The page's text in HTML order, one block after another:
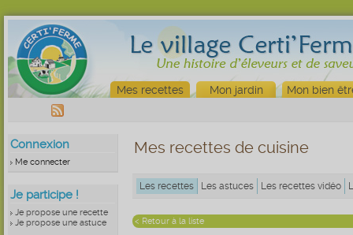
Mes recettes Mon jardin Mon bien
Connexion
Me connecter
Je participe !
Je propose une recette
Je propose une astuce
Mes recettes de cuisine
Les recettes Les astuces Les recettes vidéo
< Retour à la liste